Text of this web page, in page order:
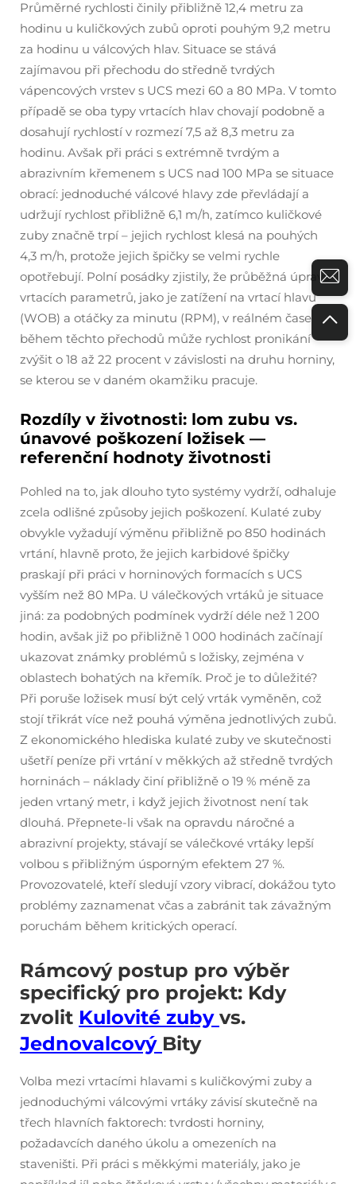
Průměrné rychlosti činily přibližně 12,4 metru za
hodinu u kuličkových zubů oproti pouhým 9,2 metru
za hodinu u válcových hlav. Situace se stává
zajímavou při přechodu do středně tvrdých
vápencových vrstev s UCS mezi 60 a 80 MPa. V tomto
případě se oba typy vrtacích hlav chovají podobně a
dosahují rychlostí v rozmezí 7,5 až 8,3 metru za
hodinu. Avšak při práci s extrémně tvrdým a
abrazivním křemenem s UCS nad 100 MPa se situace
obrací: jednoduché válcové hlavy zde převládají a
udržují rychlost přibližně 6,1 m/h, zatímco kuličkové
zuby značně trpí – jejich rychlost klesá na pouhých
4,3 m/h, protože jejich špičky se velmi rychle
opotřebují. Polní posádky zjistily, že průběžná úprava
vrtacích parametrů, jako je zatížení na vrtací hlavu
(WOB) a otáčky za minutu (RPM), v reálném čase
během těchto přechodů může rychlost pronikání
zvýšit o 18 až 22 procent v závislosti na druhu horniny,
se kterou se v daném okamžiku pracuje.
Rozdíly v životnosti: lom zubu vs.
únavové poškození ložisek —
referenční hodnoty životnosti
Pohled na to, jak dlouho tyto systémy vydrží, odhaluje
zcela odlišné způsoby jejich poškození. Kulaté zuby
obvykle vyžadují výměnu přibližně po 850 hodinách
vrtání, hlavně proto, že jejich karbidové špičky
praskají při práci v horninových formacích s UCS
vyšším než 80 MPa. U válečkových vrtáků je situace
jiná: za podobných podmínek vydrží déle než 1 200
hodin, avšak již po přibližně 1 000 hodinách začínají
ukazovat známky problémů s ložisky, zejména v
oblastech bohatých na křemík. Proč je to důležité?
Při poruše ložisek musí být celý vrták vyměněn, což
stojí třikrát více než pouhá výměna jednotlivých zubů.
Z ekonomického hlediska kulaté zuby ve skutečnosti
ušetří peníze při vrtání v měkkých až středně tvrdých
horninách – náklady činí přibližně o 19 % méně za
jeden vrtaný metr, i když jejich životnost není tak
dlouhá. Přepnete-li však na opravdu náročné a
abrazivní projekty, stávají se válečkové vrtáky lepší
volbou s přibližným úsporným efektem 27 %.
Provozovatelé, kteří sledují vzory vibrací, dokážou tyto
problémy zaznamenat včas a zabránit tak závažným
poruchám během kritických operací.
Rámcový postup pro výběr
specifický pro projekt: Kdy
zvolit Kulovité zuby vs.
Jednovalcový Bity
Volba mezi vrtacími hlavami s kuličkovými zuby a
jednoduchými válcovými vrtáky závisí skutečně na
třech hlavních faktorech: tvrdosti horniny,
požadavcích daného úkolu a omezeních na
staveništi. Při práci s měkkými materiály, jako je